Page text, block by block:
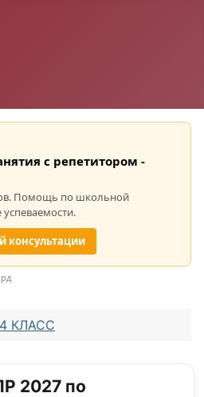
с репетитором -
Помощь по школьной
консультации
4 КЛАСС
2027 по